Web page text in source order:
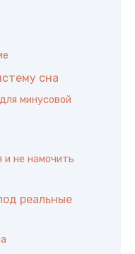
сна
минусовой
и не намочить
реальные